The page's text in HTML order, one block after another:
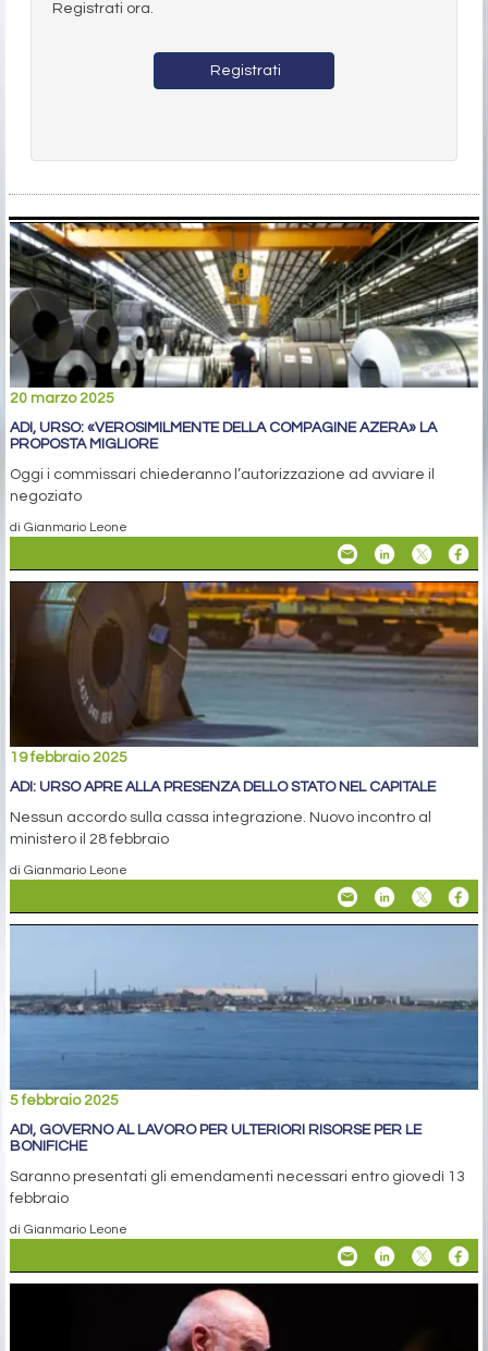
Registrati ora.
Registrati
20 marzo 2025
ADI, URSO: «VEROSIMILMENTE DELLA COMPAGINE AZERA» LA
PROPOSTA MIGLIORE
Oggi i commissari chiederanno l’autorizzazione ad avviare il
negoziato
di Gianmario Leone
19 febbraio 2025
ADI: URSO APRE ALLA PRESENZA DELLO STATO NEL CAPITALE
Nessun accordo sulla cassa integrazione. Nuovo incontro al
ministero il 28 febbraio
di Gianmario Leone
5 febbraio 2025
ADI, GOVERNO AL LAVORO PER ULTERIORI RISORSE PER LE
BONIFICHE
Saranno presentati gli emendamenti necessari entro giovedì 13
febbraio
di Gianmario Leone